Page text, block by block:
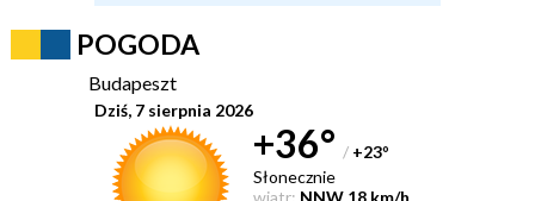
POGODA
Budapeszt
Dziś, 7 sierpnia 2026
+36° / +23°
Słonecznie